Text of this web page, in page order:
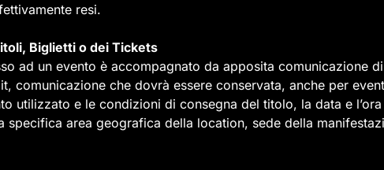
resi.
Biglietti o dei Tickets
ad un evento è accompagnato da apposita comunicazione
comunicazione che dovrà essere conservata, anche per
utilizzato e le condizioni di consegna del titolo, la data e
specifica area geografica della location, sede della